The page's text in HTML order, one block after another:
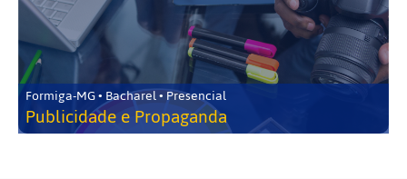
Formiga-MG • Bacharel • Presencial
Publicidade e Propaganda